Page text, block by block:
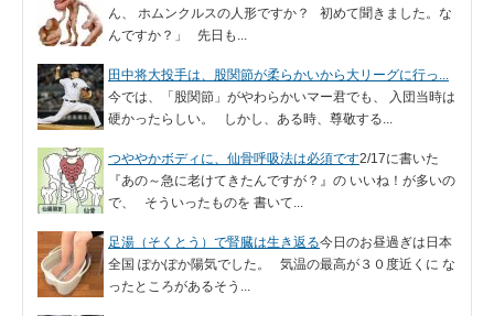
ん、 ホムンクルスの人形ですか？ 初めて聞きました。な
んですか？」 先日も...
田中将大投手は、股関節が柔らかいから大リーグに行っ...
今では、「股関節」がやわらかいマー君でも、 入団当時は
硬かったらしい。 しかし、ある時、尊敬する...
つややかボディに、仙骨呼吸法は必須です2/17に書いた
『あの～急に老けてきたんですが？』の いいね！が多いの
で、 そういったものを 書いて...
足湯（そくとう）で腎臓は生き返る今日のお昼過ぎは日本
全国 ぽかぽか陽気でした。 気温の最高が３０度近くに な
ったところがあるそう...